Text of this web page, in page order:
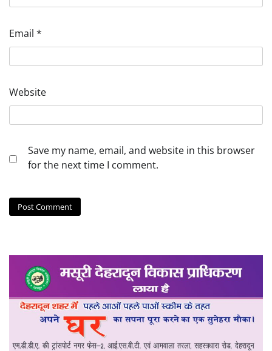
Email *
Website
Save my name, email, and website in this browser
for the next time I comment.